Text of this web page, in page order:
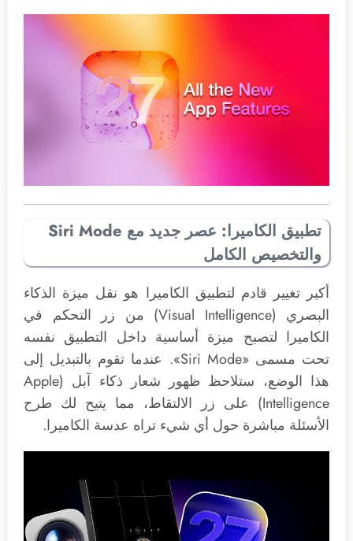
تطبيق الكاميرا: عصر جديد مع Siri Mode
والتخصيص الكامل
أكبر تغيير قادم لتطبيق الكاميرا هو نقل ميزة الذكاء
البصري (Visual Intelligence) من زر التحكم في
الكاميرا لتصبح ميزة أساسية داخل التطبيق نفسه
تحت مسمى «Siri Mode». عندما تقوم بالتبديل إلى
هذا الوضع، ستلاحظ ظهور شعار ذكاء آبل (Apple
Intelligence) على زر الالتقاط، مما يتيح لك طرح
الأسئلة مباشرة حول أي شيء تراه عدسة الكاميرا.